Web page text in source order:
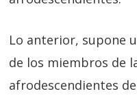
Lo anterior, supone
de los miembros de
afrodescendientes